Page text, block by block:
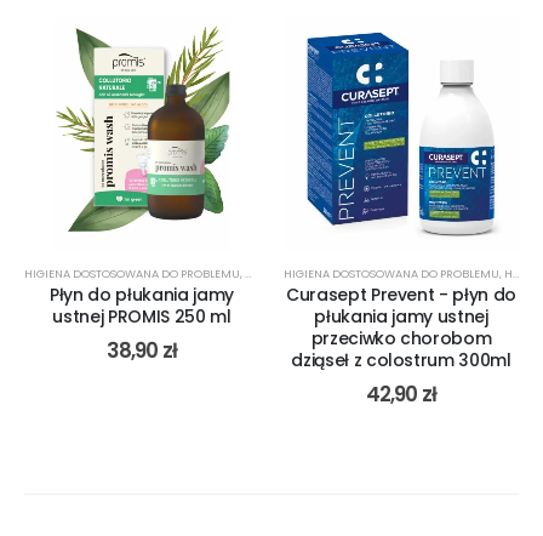
,PŁYN DO PŁUKANIA JAMY USTNEJ NA NIEŚWIEŻY ODDECH,PŁYN DO PŁUKANIA
JAMY USTNEJ,PŁYN DO PŁUKANIA JAMY USTNEJ NA NADWRAŻLIWOŚĆ,PŁYN DO PŁUKANIA JAMY
,PARADONTOZA,PLEŚNIAWKI PŁYN DO PŁUKANIA JAMY USTNEJ,PŁYN DO
HIGIENA DOSTOSOWANA DO PROBLEMU,MENTOL,NATURALNY PŁYN DO PŁUKANIA JAMY USTNEJ
Płyn do płukania jamy
ustnej PROMIS 250 ml
38,90 zł
HIGIENA DOSTOSOWANA DO PROBLEMU, HIGIENA JAMY USTNEJ PO ZABIEGU CHIRURGICZNYM
Curasept Prevent - płyn do
płukania jamy ustnej
przeciwko chorobom
dziąseł z colostrum 300ml
42,90 zł